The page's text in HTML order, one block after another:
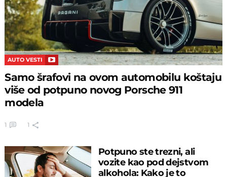
AUTO VESTI
Samo šrafovi na ovom automobilu koštaju
više od potpuno novog Porsche 911
modela
1 1
Potpuno ste trezni, ali
vozite kao pod dejstvom
alkohola: Kako je to